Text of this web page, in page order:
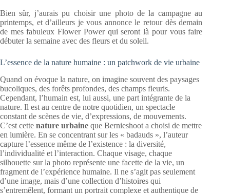
Bien sûr, j’aurais pu choisir une photo de la campagne au
printemps, et d’ailleurs je vous annonce le retour dès demain
de mes fabuleux Flower Power qui seront là pour vous faire
débuter la semaine avec des fleurs et du soleil.
L’essence de la nature humaine : un patchwork de vie urbaine
Quand on évoque la nature, on imagine souvent des paysages
bucoliques, des forêts profondes, des champs fleuris.
Cependant, l’humain est, lui aussi, une part intégrante de la
nature. Il est au centre de notre quotidien, un spectacle
constant de scènes de vie, d’expressions, de mouvements.
C’est cette nature urbaine que Bernieshoot a choisi de mettre
en lumière. En se concentrant sur les « badauds », l’auteur
capture l’essence même de l’existence : la diversité,
l’individualité et l’interaction. Chaque visage, chaque
silhouette sur la photo représente une facette de la vie, un
fragment de l’expérience humaine. Il ne s’agit pas seulement
d’une image, mais d’une collection d’histoires qui
s’entremêlent, formant un portrait complexe et authentique de